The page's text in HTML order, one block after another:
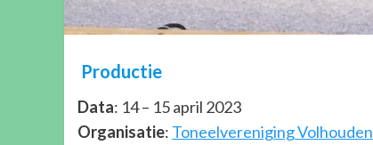
Productie
Data: 14 – 15 april 2023
Organisatie: Toneelvereniging Volhouden